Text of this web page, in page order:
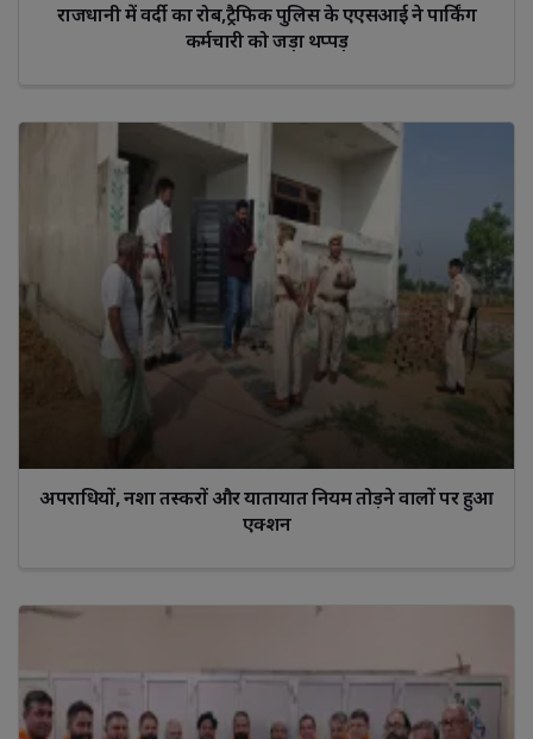
राजधानी में वर्दी का रोब,ट्रैफिक पुलिस के एएसआई ने पार्किंग
कर्मचारी को जड़ा थप्पड़
अपराधियों, नशा तस्करों और यातायात नियम तोड़ने वालों पर हुआ
एक्शन